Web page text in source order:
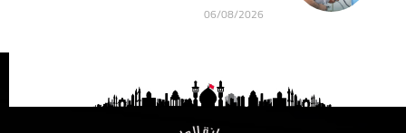
06/08/2026